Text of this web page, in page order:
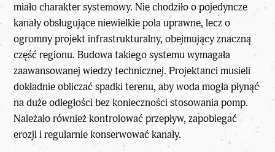
miało charakter systemowy. Nie chodziło o pojedyncze
kanały obsługujące niewielkie pola uprawne, lecz o
ogromny projekt infrastrukturalny, obejmujący znaczną
część regionu. Budowa takiego systemu wymagała
zaawansowanej wiedzy technicznej. Projektanci musieli
dokładnie obliczać spadki terenu, aby woda mogła płynąć
na duże odległości bez konieczności stosowania pomp.
Należało również kontrolować przepływ, zapobiegać
erozji i regularnie konserwować kanały.